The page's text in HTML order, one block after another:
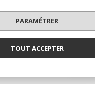
Eddy
BUREAU DE LA CROIX-VALMER
187 Rue Louis Martin ( Rue
+33.(0)4.94.79.59.18
PARAMÉTRER
TOUT ACCEPTER